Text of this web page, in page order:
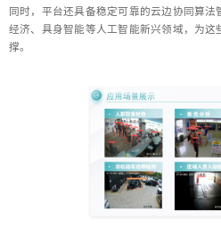
同时，平台还具备稳定可靠的云边协同算
经济、具身智能等人工智能新兴领域，为
撑。